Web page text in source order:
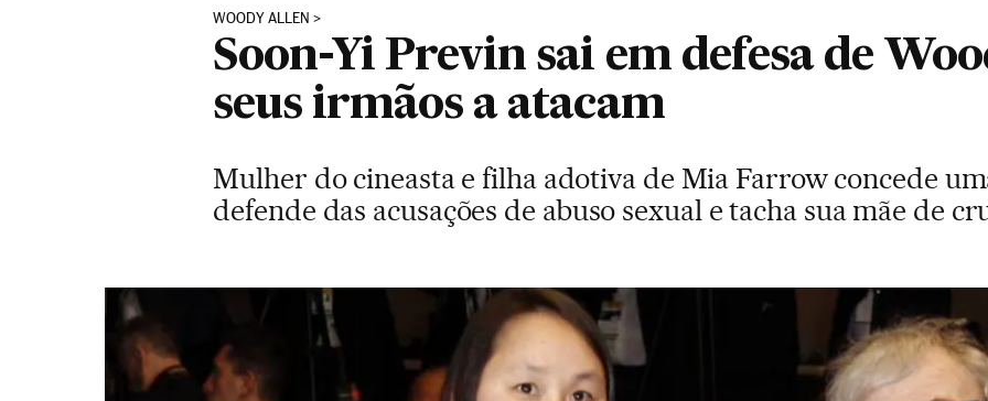
WOODY ALLEN
Soon-Yi Previn sai em defesa de
seus irmãos a atacam
Mulher do cineasta e filha adotiva de Mia Farrow concede
defende das acusações de abuso sexual e tacha sua mãe de